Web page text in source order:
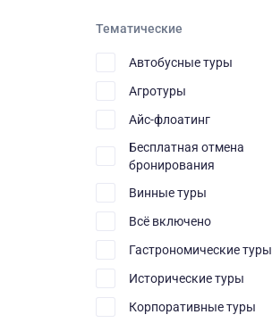
Тематические
Автобусные туры
Агротуры
Айс-флоатинг
Бесплатная отмена
бронирования
Винные туры
Всё включено
Гастрономические туры
Исторические туры
Корпоративные туры